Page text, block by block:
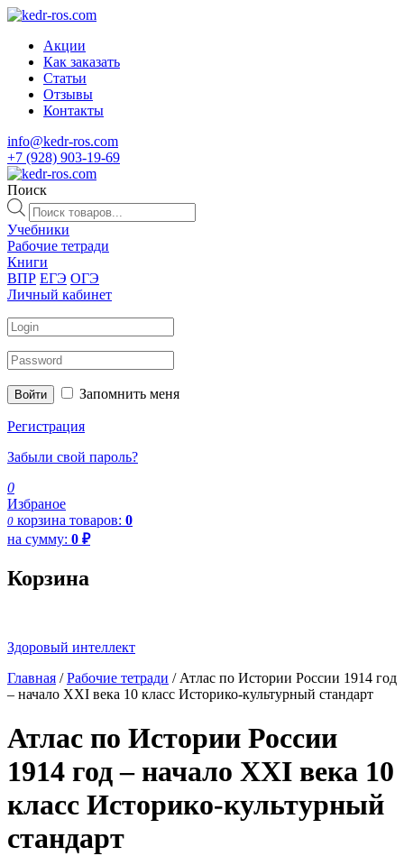
Акции
Как заказать
Статьи
Отзывы
Контакты
info@kedr-ros.com
+7 (928) 903-19-69
Поиск
Поиск
товаров
Учебники
Рабочие тетради
Книги
ВПР ЕГЭ ОГЭ
Личный кабинет
Войти Запомнить меня
Регистрация
Забыли свой пароль?
0
Избраное
0 корзина товаров: 0
на сумму: 0 ₽
Корзина
Здоровый интеллект
Главная /Рабочие тетради / Атлас по Истории России 1914 год
– начало XXI века 10 класс Историко-культурный стандарт
Атлас по Истории России
1914 год – начало XXI века 10
класс Историко-культурный
стандарт